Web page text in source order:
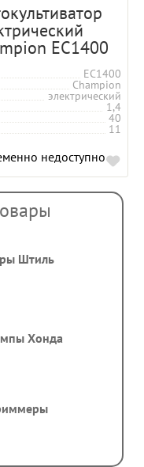
EC1400
EC1400
Champion
электрический
1,4
40
11
недоступно
Штиль
Хонда